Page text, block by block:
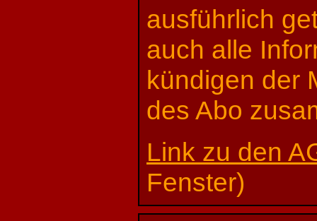
ausführlich
auch alle
kündigen der
des Abo
Link zu den
Fenster)